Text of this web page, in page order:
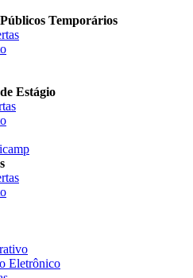
Temporários
Estágio
Eletrônico